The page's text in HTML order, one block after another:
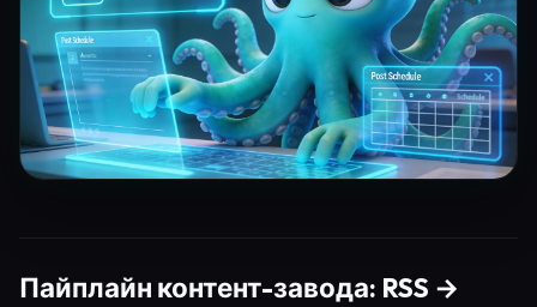
Пайплайн контент-завода: RSS →